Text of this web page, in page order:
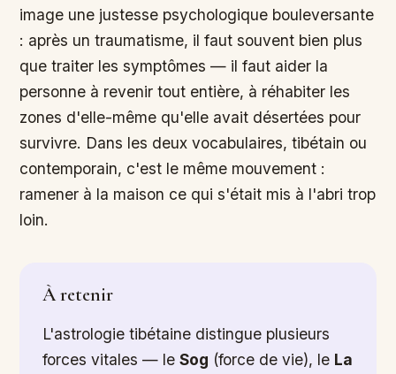
image une justesse psychologique bouleversante
: après un traumatisme, il faut souvent bien plus
que traiter les symptômes — il faut aider la
personne à revenir tout entière, à réhabiter les
zones d'elle-même qu'elle avait désertées pour
survivre. Dans les deux vocabulaires, tibétain ou
contemporain, c'est le même mouvement :
ramener à la maison ce qui s'était mis à l'abri trop
loin.
À retenir
L'astrologie tibétaine distingue plusieurs
forces vitales — le Sog (force de vie), le La